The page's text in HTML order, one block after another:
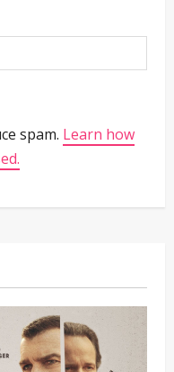
spam. Learn how